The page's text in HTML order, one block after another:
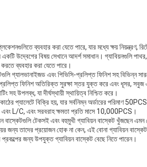
ব্যবহার করা যেতে পারে, যার মধ্যে ক্ষয়
একটি উদ্বেগের বিষয় সেখানে আদর্শ সমাধান। গ্যাবিয়নগুলি
ব্যবহার করা যেতে পারে।
গ্যালভানাইজড এবং পিভিসি-প্রলিপ্ত ফিনিশ সহ বিভিন্ন
প্রলিপ্ত ফিনিশ অতিরিক্ত সুরক্ষা স্তর যুক্ত করে এবং ধূসর,
উপলব্ধ, যা দীর্ঘস্থায়ী স্থায়িত্ব নিশ্চিত করে।
কাঠের প্যালেটে বিক্রি হয়, যার সর্বনিম্ন অর্ডারের পরিমাণ
এবং L/C, এবং সরবরাহ ক্ষমতা প্রতি মাসে 10,000PCS।
বাস্কেটগুলি টেকসই এবং বহুমুখী গ্যাবিয়ন বাস্কেট খুঁজছেন
জন্য তাদের প্রয়োজন হোক না কেন, এই বোনা গ্যাবিয়ন
জন্য উপযুক্ত গ্যাবিয়ন বাস্কেট বেছে নিতে পারেন।